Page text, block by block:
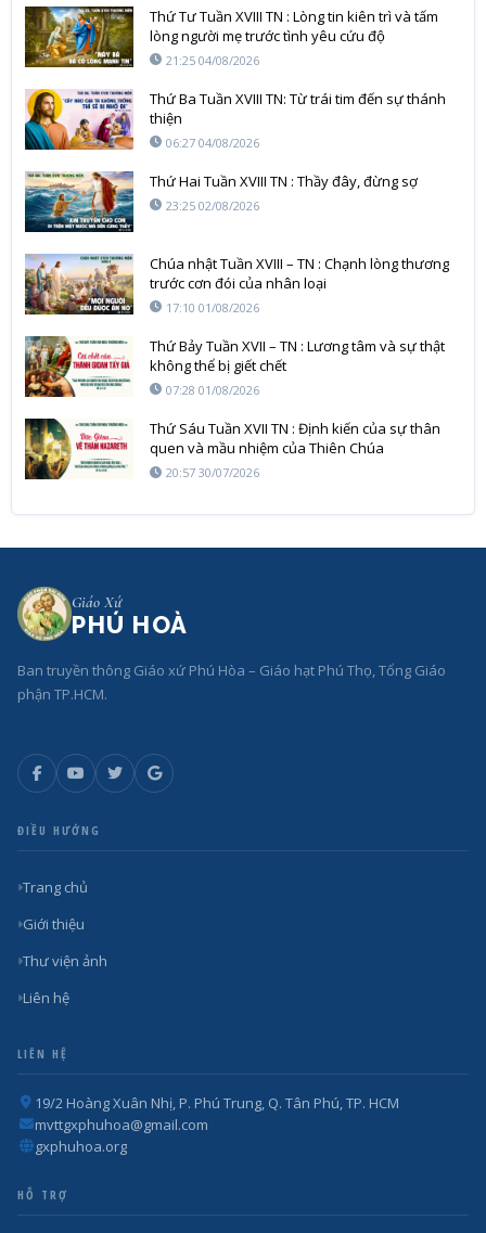
Thứ Tư Tuần XVIII TN : Lòng tin kiên trì và tấm
lòng người mẹ trước tình yêu cứu độ
21:25 04/08/2026
Thứ Ba Tuần XVIII TN: Từ trái tim đến sự thánh
thiện
06:27 04/08/2026
Thứ Hai Tuần XVIII TN : Thầy đây, đừng sợ
23:25 02/08/2026
Chúa nhật Tuần XVIII – TN : Chạnh lòng thương
trước cơn đói của nhân loại
17:10 01/08/2026
Thứ Bảy Tuần XVII – TN : Lương tâm và sự thật
không thể bị giết chết
07:28 01/08/2026
Thứ Sáu Tuần XVII TN : Định kiến của sự thân
quen và mầu nhiệm của Thiên Chúa
20:57 30/07/2026
Giáo Xứ
PHÚ HOÀ
Ban truyền thông Giáo xứ Phú Hòa – Giáo hạt Phú Thọ, Tổng Giáo
phận TP.HCM.
ĐIỀU HƯỚNG
Trang chủ
Giới thiệu
Thư viện ảnh
Liên hệ
LIÊN HỆ
19/2 Hoàng Xuân Nhị, P. Phú Trung, Q. Tân Phú, TP. HCM
mvttgxphuhoa@gmail.com
gxphuhoa.org
HỖ TRỢ